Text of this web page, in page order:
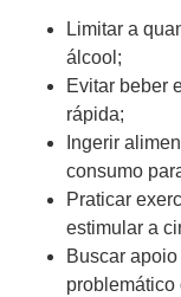
Limitar a
álcool;
Evitar beber
rápida;
Ingerir
consumo
Praticar
estimular a
Buscar
problemático